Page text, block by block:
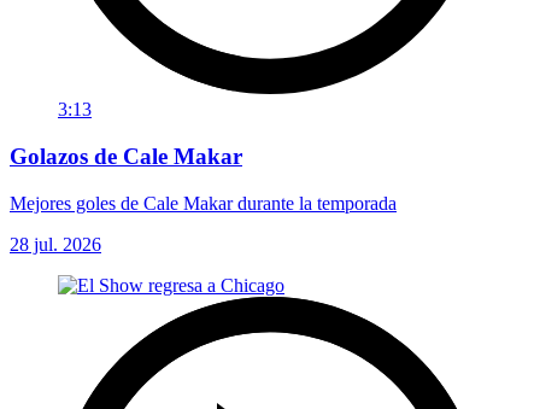
3:13
Golazos de Cale Makar
Mejores goles de Cale Makar durante la temporada
28 jul. 2026